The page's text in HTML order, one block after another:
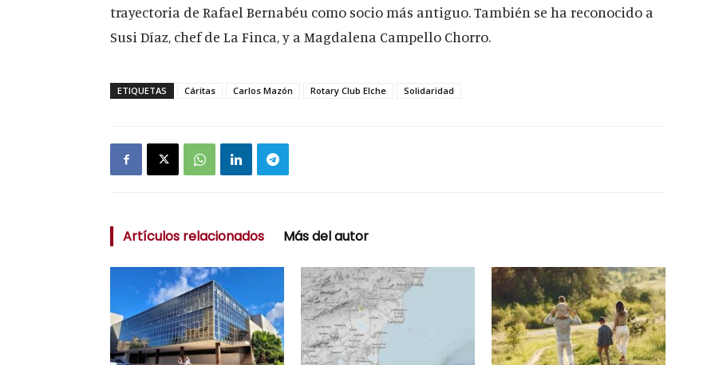
trayectoria de Rafael Bernabéu como socio más antiguo. También se ha reconocido a
Susi Díaz, chef de La Finca, y a Magdalena Campello Chorro.
ETIQUETAS Cáritas Carlos Mazón Rotary Club Elche Solidaridad
Artículos relacionados Más del autor